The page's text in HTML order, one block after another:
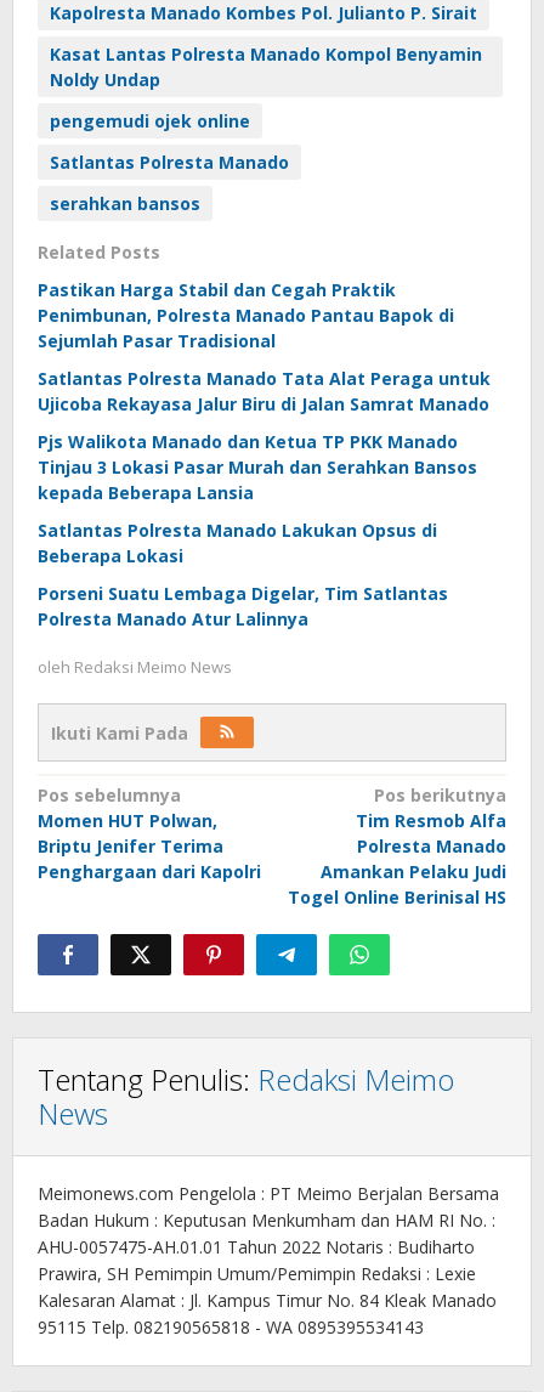
Kapolresta Manado Kombes Pol. Julianto P. Sirait
Kasat Lantas Polresta Manado Kompol Benyamin
Noldy Undap
pengemudi ojek online
Satlantas Polresta Manado
serahkan bansos
Related Posts
Pastikan Harga Stabil dan Cegah Praktik
Penimbunan, Polresta Manado Pantau Bapok di
Sejumlah Pasar Tradisional
Satlantas Polresta Manado Tata Alat Peraga untuk
Ujicoba Rekayasa Jalur Biru di Jalan Samrat Manado
Pjs Walikota Manado dan Ketua TP PKK Manado
Tinjau 3 Lokasi Pasar Murah dan Serahkan Bansos
kepada Beberapa Lansia
Satlantas Polresta Manado Lakukan Opsus di
Beberapa Lokasi
Porseni Suatu Lembaga Digelar, Tim Satlantas
Polresta Manado Atur Lalinnya
oleh Redaksi Meimo News
Ikuti Kami Pada
Navigasi
pos
Pos sebelumnya
Momen HUT Polwan,
Briptu Jenifer Terima
Penghargaan dari Kapolri
Pos berikutnya
Tim Resmob Alfa
Polresta Manado
Amankan Pelaku Judi
Togel Online Berinisal HS
Tentang Penulis: Redaksi Meimo
News
Meimonews.com Pengelola : PT Meimo Berjalan Bersama
Badan Hukum : Keputusan Menkumham dan HAM RI No. :
AHU-0057475-AH.01.01 Tahun 2022 Notaris : Budiharto
Prawira, SH Pemimpin Umum/Pemimpin Redaksi : Lexie
Kalesaran Alamat : Jl. Kampus Timur No. 84 Kleak Manado
95115 Telp. 082190565818 - WA 0895395534143